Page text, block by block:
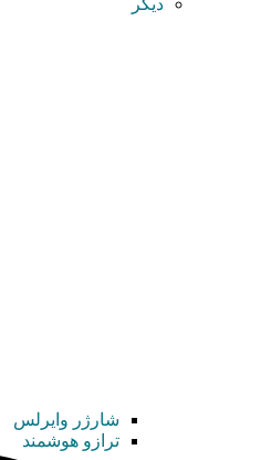
شارژر وایرلس
ترازو هوشمند